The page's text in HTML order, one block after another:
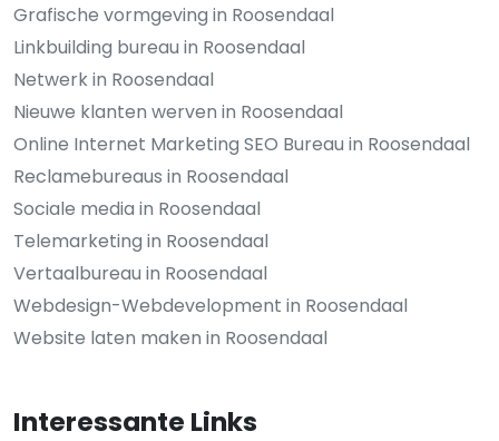
Grafische vormgeving in Roosendaal
Linkbuilding bureau in Roosendaal
Netwerk in Roosendaal
Nieuwe klanten werven in Roosendaal
Online Internet Marketing SEO Bureau in Roosendaal
Reclamebureaus in Roosendaal
Sociale media in Roosendaal
Telemarketing in Roosendaal
Vertaalbureau in Roosendaal
Webdesign-Webdevelopment in Roosendaal
Website laten maken in Roosendaal
Interessante Links